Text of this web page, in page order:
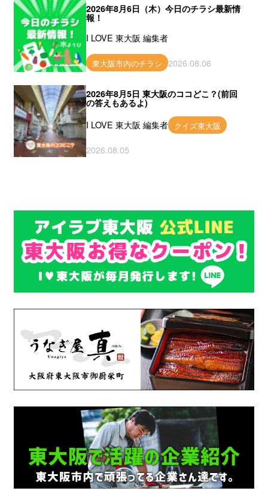
2026年8月6日（木）今日のチラシ最新情
報！
I LOVE 東大阪 編集者
東大阪市内のチラシ 2026.08.06
2026年8月5日 東大阪のココどこ？(前回
の答えもあるよ)
I LOVE 東大阪 編集者 クイズ東大阪
2026.08.05